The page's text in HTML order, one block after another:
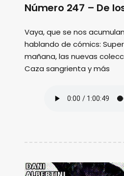
Número 247 – De
Vaya, que se nos
hablando de cómics:
mañana, las nuevas
Caza sangrienta y más